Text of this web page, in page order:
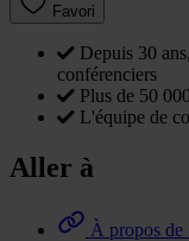
Favori
Depuis 30
conférenciers
Plus de 50
L'équipe de
Aller à
À propos de